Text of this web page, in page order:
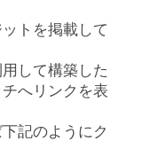
トを掲載して
して構築した
へリンクを表
記のようにク